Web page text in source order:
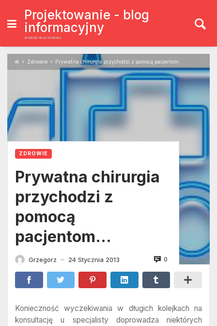
content
Projektowanie - blog
informacyjny
artykuły do przedruku
Zdrowie Prywatna chirurgia przychodzi z pomocą pacjentom…
ZDROWIE
Prywatna chirurgia
przychodzi z
pomocą
pacjentom…
Grzegorz — 24 Stycznia 2013 0
Konieczność wyczekiwania w długich kolejkach na
konsultację u specjalisty doprowadza niektórych